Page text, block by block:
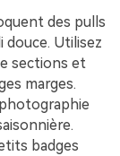
des pulls
douce. Utilisez
sections et
marges.
badges